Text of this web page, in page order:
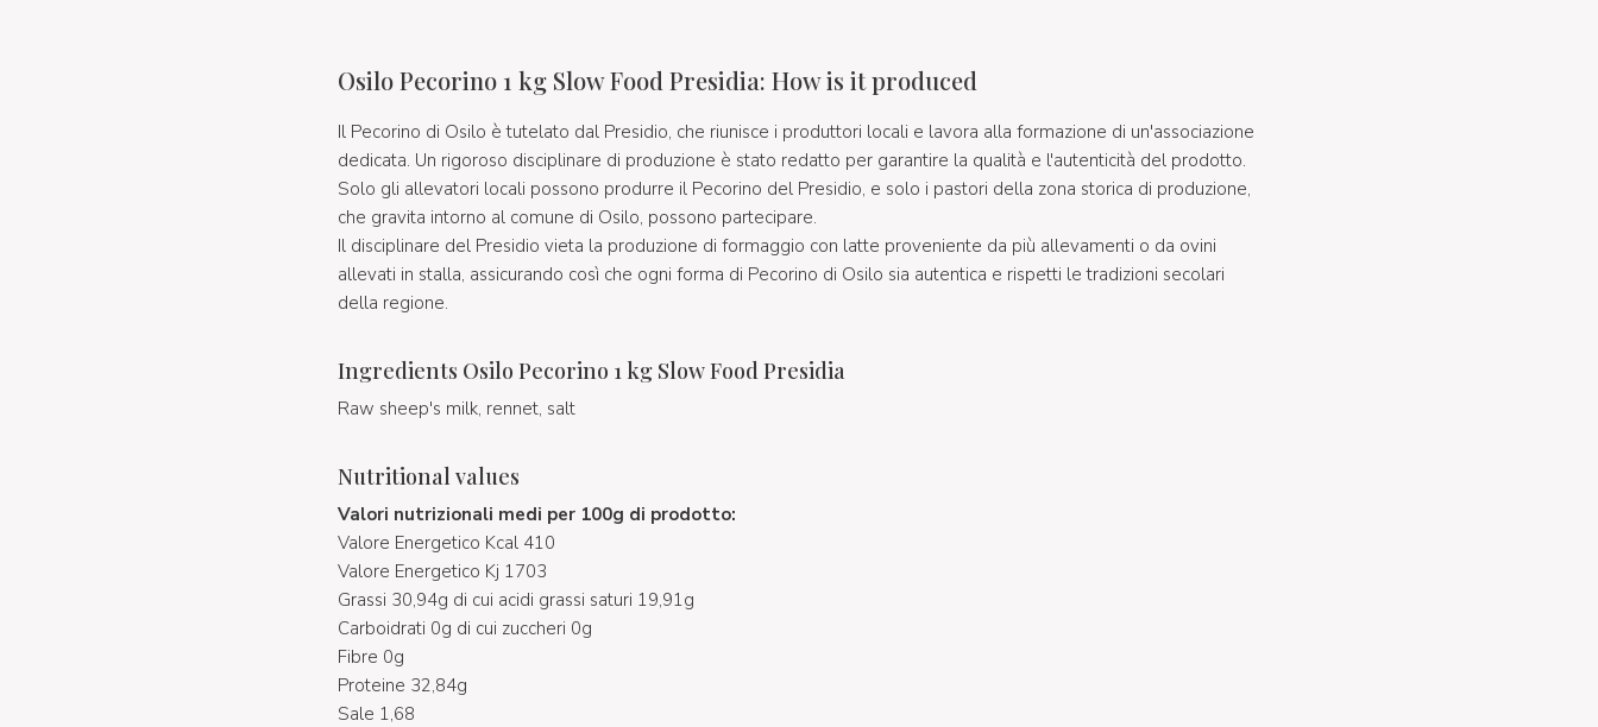
Osilo Pecorino 1 kg Slow Food Presidia: How is it produced
Il Pecorino di Osilo è tutelato dal Presidio, che riunisce i produttori locali e lavora alla formazione di un'associazione
dedicata. Un rigoroso disciplinare di produzione è stato redatto per garantire la qualità e l'autenticità del prodotto.
Solo gli allevatori locali possono produrre il Pecorino del Presidio, e solo i pastori della zona storica di produzione,
che gravita intorno al comune di Osilo, possono partecipare.
Il disciplinare del Presidio vieta la produzione di formaggio con latte proveniente da più allevamenti o da ovini
allevati in stalla, assicurando così che ogni forma di Pecorino di Osilo sia autentica e rispetti le tradizioni secolari
della regione.
Ingredients Osilo Pecorino 1 kg Slow Food Presidia
Raw sheep's milk, rennet, salt
Nutritional values
Valori nutrizionali medi per 100g di prodotto:
Valore Energetico Kcal 410
Valore Energetico Kj 1703
Grassi 30,94g di cui acidi grassi saturi 19,91g
Carboidrati 0g di cui zuccheri 0g
Fibre 0g
Proteine 32,84g
Sale 1,68